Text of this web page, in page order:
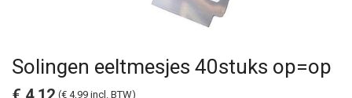
Solingen eeltmesjes 40stuks op=op
(€ 4,99 incl. BTW)